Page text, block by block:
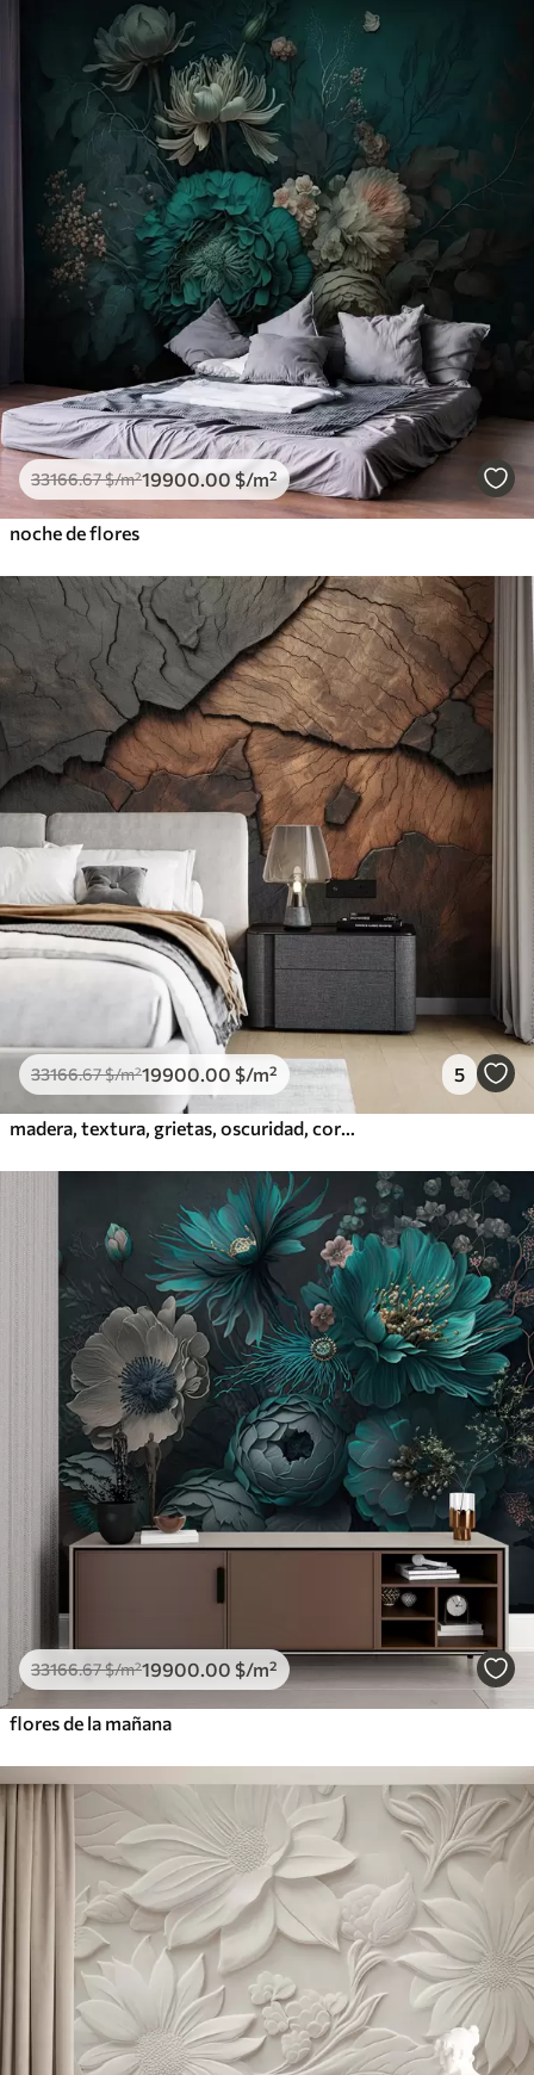
33166.67$/m²19900.00 $/m²
noche de flores
33166.67$/m²19900 .00 $/m² 5
33166.67$/m²19900 .00 $/m²
flores de la mañana